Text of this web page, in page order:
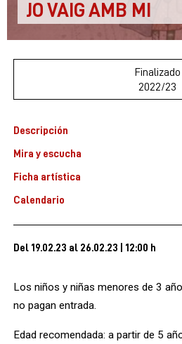
JO VAIG AMB MI
Finalizado
2022/23
Descripción
Mira y escucha
Ficha artística
Calendario
Del 19.02.23 al 26.02.23 12:00 h
Los niños y niñas menores de 3
no pagan entrada.
Edad recomendada: a partir de 5